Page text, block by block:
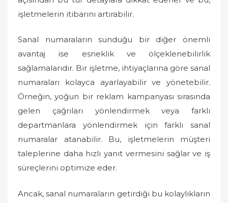
işletmelerin itibarını artırabilir.
Sanal numaraların sunduğu bir diğer önemli
avantaj ise esneklik ve ölçeklenebilirlik
sağlamalarıdır. Bir işletme, ihtiyaçlarına göre sanal
numaraları kolayca ayarlayabilir ve yönetebilir.
Örneğin, yoğun bir reklam kampanyası sırasında
gelen çağrıları yönlendirmek veya farklı
departmanlara yönlendirmek için farklı sanal
numaralar atanabilir. Bu, işletmelerin müşteri
taleplerine daha hızlı yanıt vermesini sağlar ve iş
süreçlerini optimize eder.
Ancak, sanal numaraların getirdiği bu kolaylıkların